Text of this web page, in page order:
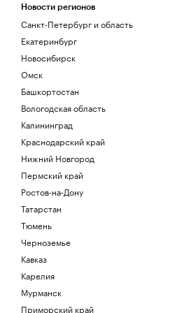
Новости регионов
Санкт-Петербург и область
Екатеринбург
Новосибирск
Омск
Башкортостан
Вологодская область
Калининград
Краснодарский край
Нижний Новгород
Пермский край
Ростов-на-Дону
Татарстан
Тюмень
Черноземье
Кавказ
Карелия
Мурманск
Приморский край